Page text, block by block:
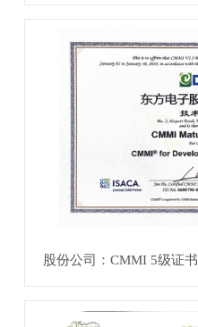
股份公司：CMMI 5级证书